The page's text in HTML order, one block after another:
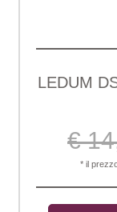
LEDUM
€
* il